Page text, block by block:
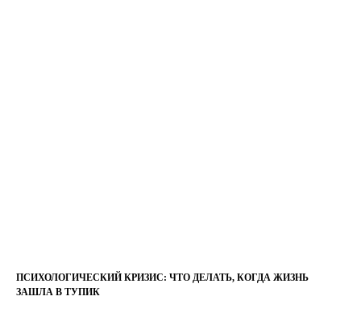
ПСИХОЛОГИЧЕСКИЙ КРИЗИС: ЧТО ДЕЛАТЬ, КОГДА ЖИЗНЬ
ЗАШЛА В ТУПИК